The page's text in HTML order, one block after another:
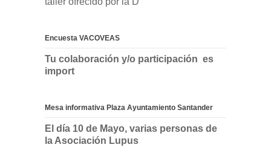
Encuesta VACOVEAS
Tu colaboración y/o participación es
import
Mesa informativa Plaza Ayuntamiento Santander
El día 10 de Mayo, varias personas de
la Asociación Lupus